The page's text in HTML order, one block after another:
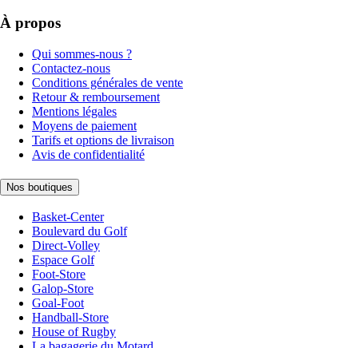
À propos
Qui sommes-nous ?
Contactez-nous
Conditions générales de vente
Retour & remboursement
Mentions légales
Moyens de paiement
Tarifs et options de livraison
Avis de confidentialité
Nos boutiques
Basket-Center
Boulevard du Golf
Direct-Volley
Espace Golf
Foot-Store
Galop-Store
Goal-Foot
Handball-Store
House of Rugby